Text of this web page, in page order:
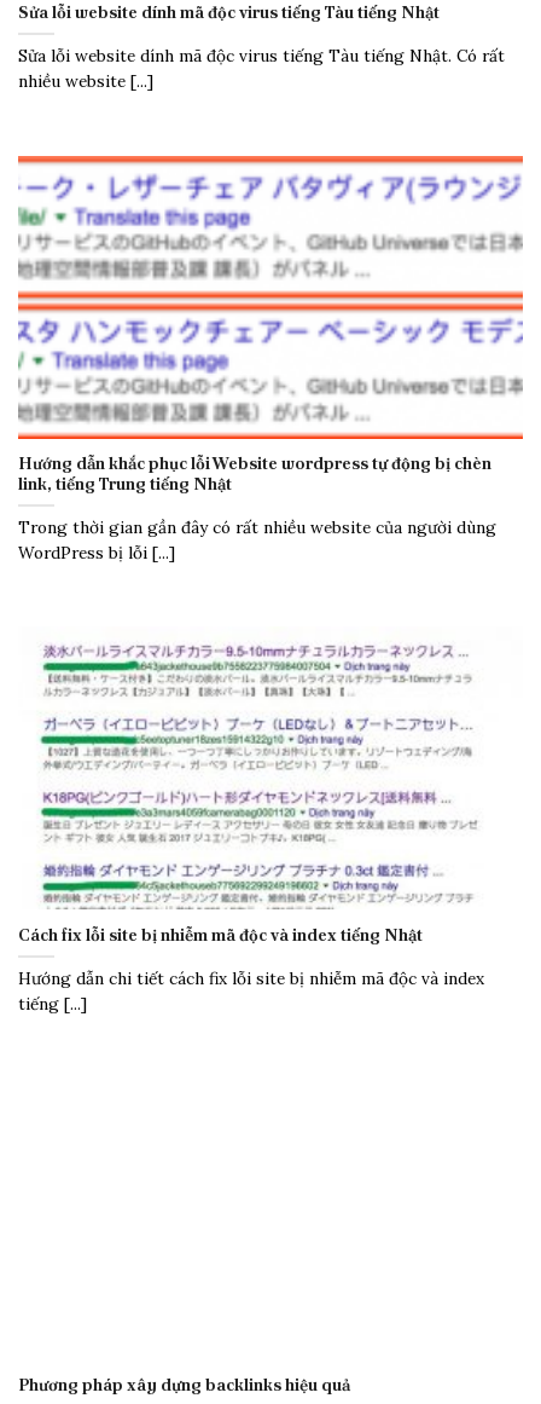
Sửa lỗi website dính mã độc virus tiếng Tàu tiếng Nhật
Sửa lỗi website dính mã độc virus tiếng Tàu tiếng Nhật. Có rất
nhiều website [...]
Hướng dẫn khắc phục lỗi Website wordpress tự động bị chèn
link, tiếng Trung tiếng Nhật
Trong thời gian gần đây có rất nhiều website của người dùng
WordPress bị lỗi [...]
Cách fix lỗi site bị nhiễm mã độc và index tiếng Nhật
Hướng dẫn chi tiết cách fix lỗi site bị nhiễm mã độc và index
tiếng [...]
Phương pháp xây dựng backlinks hiệu quả